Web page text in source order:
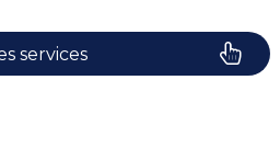
services